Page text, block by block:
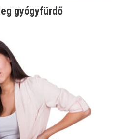
gyógyfürdő